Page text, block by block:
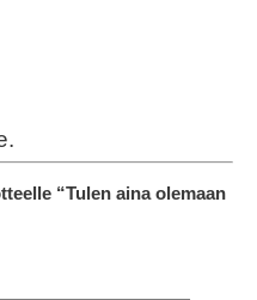
“Tulen aina olemaan